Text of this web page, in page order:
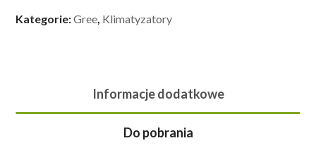
Kategorie:Gree Klimatyzatory
Informacje dodatkowe
Do pobrania